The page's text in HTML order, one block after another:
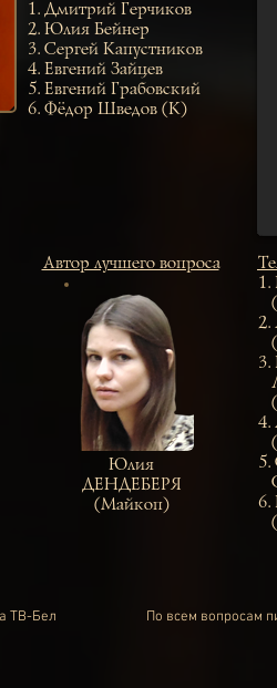
1. Дмитрий Герчиков
2. Юлия Бейнер
3. Сергей Капустников
4. Евгений Зайцев
5. Евгений Грабовский
6. Фёдор Шведов (К)
Автор лучшего вопроса
Юлия
ДЕНДЕБЕРЯ
(Майкоп)
1.
2.
4.
6.
ТВ-Бел По всем вопросам